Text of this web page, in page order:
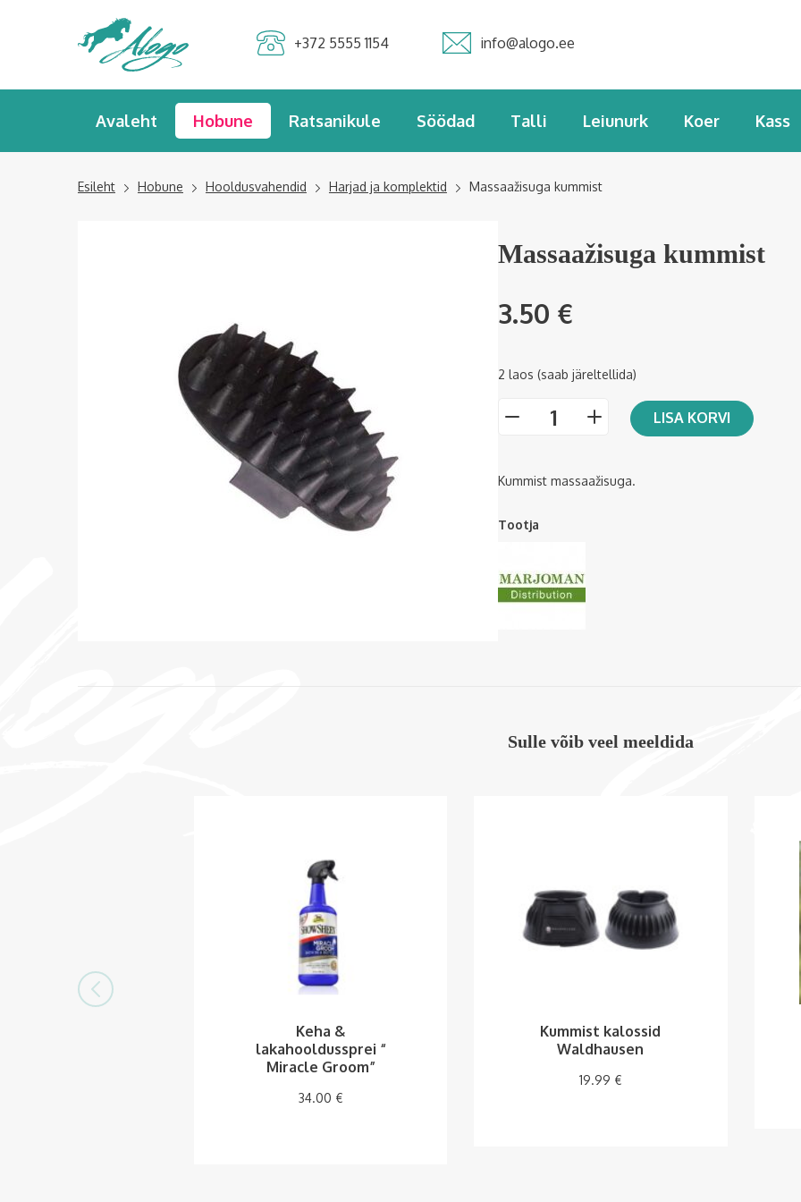
Alogo Hobu ja
ratsavarustus
+372 5555 1154 info@alogo.ee
Avaleht Hobune Ratsanikule Söödad Talli Leiunurk Koer Kass
Esileht Hobune Hooldusvahendid Harjad ja komplektid Massaažisuga kummist
Massaažisuga kummist
3.50 €
2 laos (saab järeltellida)
- + LISA KORVI
Kummist massaažisuga.
Tootja
Sulle võib veel meeldida
Keha &
lakahooldussprei “
Miracle Groom”
34.00 €
Kummist kalossid
Waldhausen
19.99 €